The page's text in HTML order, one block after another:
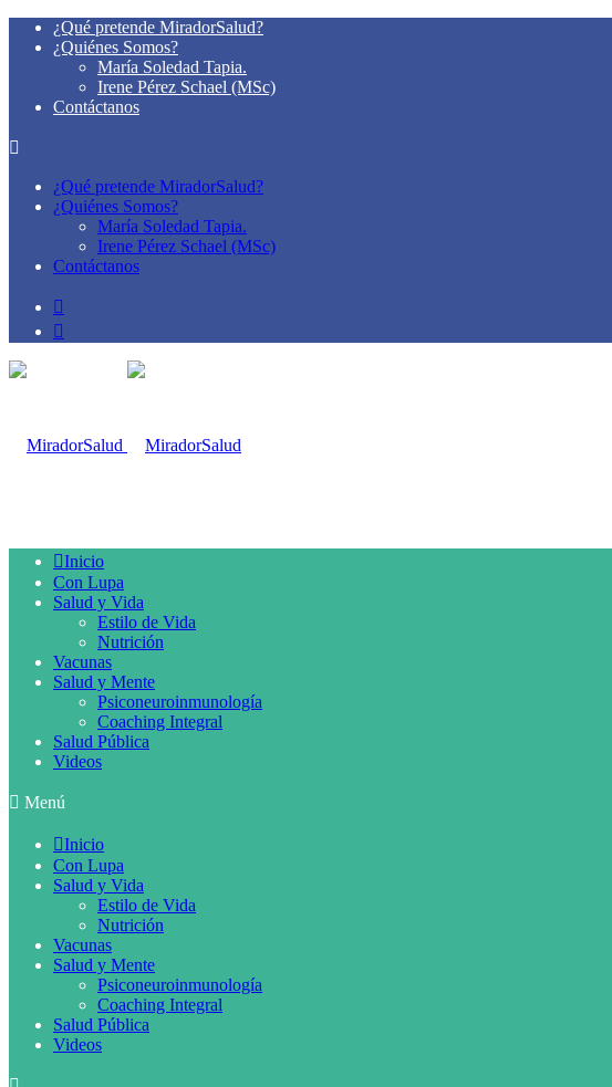
¿Qué pretende MiradorSalud?
¿Quiénes Somos?
María Soledad Tapia.
Irene Pérez Schael (MSc)
Contáctanos
¿Qué pretende MiradorSalud?
¿Quiénes Somos?
María Soledad Tapia.
Irene Pérez Schael (MSc)
Contáctanos
Inicio
Con Lupa
Salud y Vida
Estilo de Vida
Nutrición
Vacunas
Salud y Mente
Psiconeuroinmunología
Coaching Integral
Salud Pública
Videos
Menú
Inicio
Con Lupa
Salud y Vida
Estilo de Vida
Nutrición
Vacunas
Salud y Mente
Psiconeuroinmunología
Coaching Integral
Salud Pública
Videos